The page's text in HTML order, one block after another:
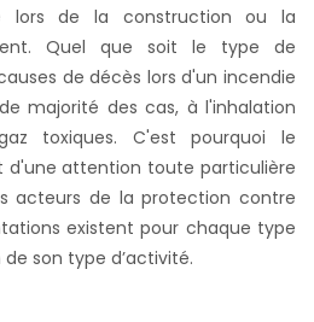
lors de la construction ou la
Quel que soit le type de
de décès lors d'un incendie
majorité des cas, à l'inhalation
toxiques. C'est pourquoi le
attention toute particulière
acteurs de la protection contre
existent pour chaque type
son type d’activité.